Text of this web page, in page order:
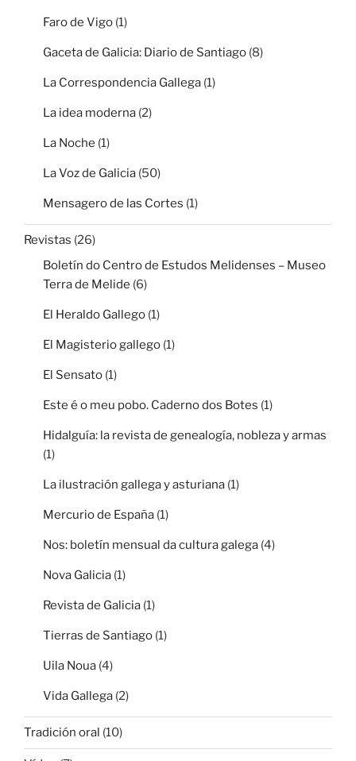
Faro de Vigo (1)
Gaceta de Galicia: Diario de Santiago (8)
La Correspondencia Gallega (1)
La idea moderna (2)
La Noche (1)
La Voz de Galicia (50)
Mensagero de las Cortes (1)
Revistas (26)
Boletín do Centro de Estudos Melidenses – Museo
Terra de Melide (6)
El Heraldo Gallego (1)
El Magisterio gallego (1)
El Sensato (1)
Este é o meu pobo. Caderno dos Botes (1)
Hidalguía: la revista de genealogía, nobleza y armas
(1)
La ilustración gallega y asturiana (1)
Mercurio de España (1)
Nos: boletín mensual da cultura galega (4)
Nova Galicia (1)
Revista de Galicia (1)
Tierras de Santiago (1)
Uila Noua (4)
Vida Gallega (2)
Tradición oral (10)